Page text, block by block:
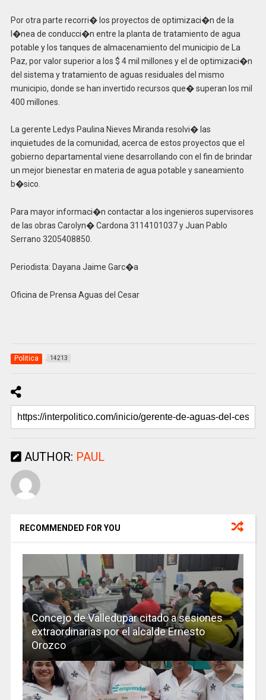
Por otra parte recorri� los proyectos de optimizaci�n de la
l�nea de conducci�n entre la planta de tratamiento de agua
potable y los tanques de almacenamiento del municipio de La
Paz, por valor superior a los $ 4 mil millones y el de optimizaci�n
del sistema y tratamiento de aguas residuales del mismo
municipio, donde se han invertido recursos que� superan los mil
400 millones.
La gerente Ledys Paulina Nieves Miranda resolvi� las
inquietudes de la comunidad, acerca de estos proyectos que el
gobierno departamental viene desarrollando con el fin de brindar
un mejor bienestar en materia de agua potable y saneamiento
b�sico.
Para mayor informaci�n contactar a los ingenieros supervisores
de las obras Carolyn� Cardona 3114101037 y Juan Pablo
Serrano 3205408850.
Periodista: Dayana Jaime Garc�a
Oficina de Prensa Aguas del Cesar
Politica 14213
AUTHOR: PAUL
RECOMMENDED FOR YOU
Concejo de Valledupar citado a sesiones
extraordinarias por el alcalde Ernesto
Orozco